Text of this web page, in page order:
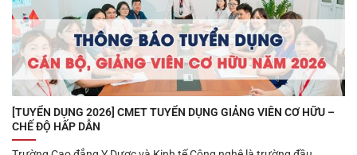
[TUYỂN DỤNG 2026] CMET TUYỂN DỤNG GIẢNG VIÊN CƠ HỮU –
CHẾ ĐỘ HẤP DẪN